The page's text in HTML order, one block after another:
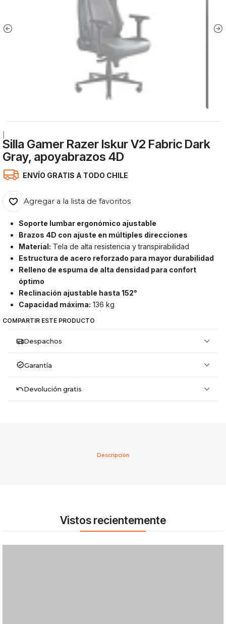
Silla Gamer Razer Iskur V2 Fabric Dark
Gray, apoyabrazos 4D
ENVÍO GRATIS A TODO CHILE
Agregar a la lista de favoritos
Soporte lumbar ergonómico ajustable
Brazos 4D con ajuste en múltiples direcciones
Material: Tela de alta resistencia y transpirabilidad
Estructura de acero reforzado para mayor durabilidad
Relleno de espuma de alta densidad para confort
óptimo
Reclinación ajustable hasta 152°
Capacidad máxima: 136 kg
COMPARTIR ESTE PRODUCTO
Despachos
Garantía
Devolución gratis
Descripción
Vistos recientemente